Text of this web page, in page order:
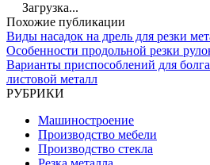
Загрузка...
Похожие публикации
Виды насадок на дрель для резки
Особенности продольной резки
Варианты приспособлений для
листовой металл
РУБРИКИ
Машиностроение
Производство мебели
Производство стекла